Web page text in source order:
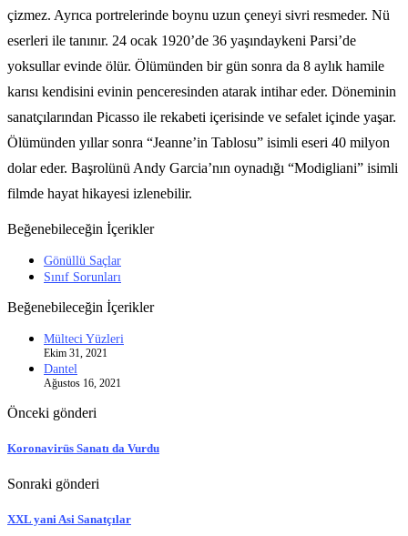
çizmez. Ayrıca portrelerinde boynu uzun çeneyi sivri resmeder. Nü
eserleri ile tanınır. 24 ocak 1920’de 36 yaşındaykeni Parsi’de
yoksullar evinde ölür. Ölümünden bir gün sonra da 8 aylık hamile
karısı kendisini evinin penceresinden atarak intihar eder. Döneminin
sanatçılarından Picasso ile rekabeti içerisinde ve sefalet içinde yaşar.
Ölümünden yıllar sonra “Jeanne’in Tablosu” isimli eseri 40 milyon
dolar eder. Başrolünü Andy Garcia’nın oynadığı “Modigliani” isimli
filmde hayat hikayesi izlenebilir.
Beğenebileceğin İçerikler
Gönüllü Saçlar
Sınıf Sorunları
Beğenebileceğin İçerikler
Mülteci Yüzleri
Ekim 31, 2021
Dantel
Ağustos 16, 2021
Önceki gönderi
Koronavirüs Sanatı da Vurdu
Sonraki gönderi
XXL yani Asi Sanatçılar